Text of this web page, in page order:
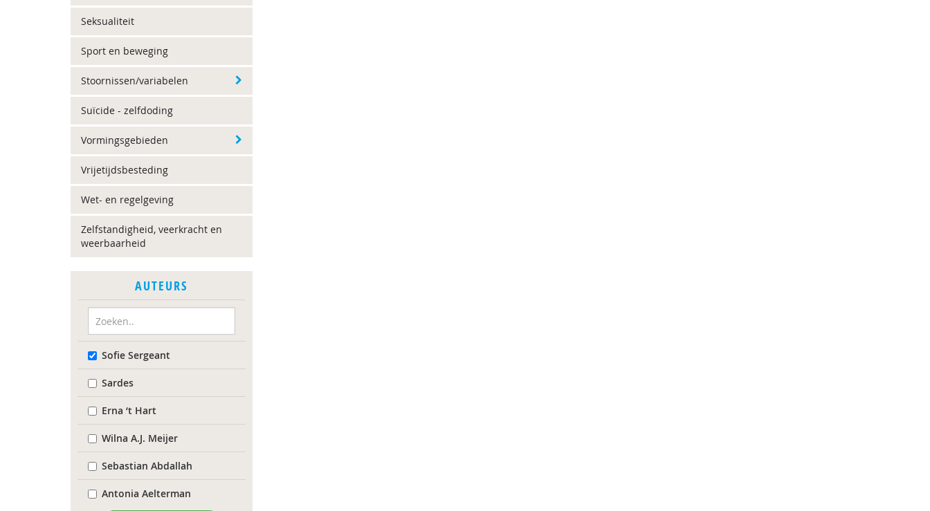
Seksualiteit
Sport en beweging
Stoornissen/variabelen
Suïcide - zelfdoding
Vormingsgebieden
Vrijetijdsbesteding
Wet- en regelgeving
Zelfstandigheid, veerkracht en
weerbaarheid
AUTEURS
Sofie Sergeant
Sardes
Erna ‘t Hart
Wilna A.J. Meijer
Sebastian Abdallah
Antonia Aelterman